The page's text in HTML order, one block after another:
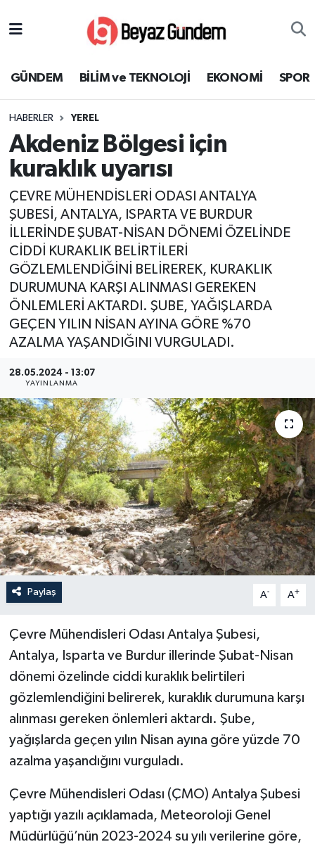
GÜNDEM BİLİM ve TEKNOLOJİ EKONOMİ SPOR
HABERLER YEREL
Akdeniz Bölgesi için
kuraklık uyarısı
ÇEVRE MÜHENDİSLERİ ODASI ANTALYA
ŞUBESİ, ANTALYA, ISPARTA VE BURDUR
İLLERİNDE ŞUBAT-NİSAN DÖNEMİ ÖZELİNDE
CİDDİ KURAKLIK BELİRTİLERİ
GÖZLEMLENDİĞİNİ BELİREREK, KURAKLIK
DURUMUNA KARŞI ALINMASI GEREKEN
ÖNLEMLERİ AKTARDI. ŞUBE, YAĞIŞLARDA
GEÇEN YILIN NİSAN AYINA GÖRE %70
AZALMA YAŞANDIĞINI VURGULADI.
28.05.2024 - 13:07
YAYINLANMA
Paylaş A- A+
Çevre Mühendisleri Odası Antalya Şubesi,
Antalya, Isparta ve Burdur illerinde Şubat-Nisan
dönemi özelinde ciddi kuraklık belirtileri
gözlemlendiğini belirerek, kuraklık durumuna karşı
alınması gereken önlemleri aktardı. Şube,
yağışlarda geçen yılın Nisan ayına göre yüzde 70
azalma yaşandığını vurguladı.
Çevre Mühendisleri Odası (ÇMO) Antalya Şubesi
yaptığı yazılı açıklamada, Meteoroloji Genel
Müdürlüğü’nün 2023-2024 su yılı verilerine göre,
EKONOMİ
SPOR
SAĞLIK
EĞİTİM
KÜLTÜR SANAT
MAGAZİN
YEREL
Süper Lig Puan Durumu ve Fikstür
Tüm Manşetler
Son Dakika Haberleri
Haber Arşivi